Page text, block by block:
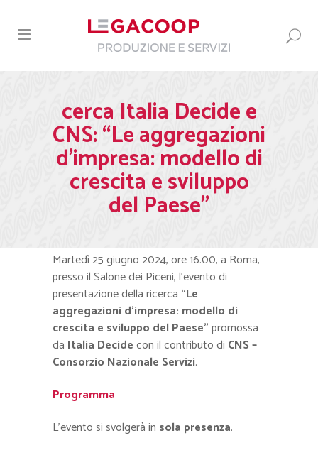
cerca Italia Decide e
CNS: “Le aggregazioni
d’impresa: modello di
crescita e sviluppo
del Paese”
Martedì 25 giugno 2024, ore 16.00, a Roma,
presso il Salone dei Piceni, l’evento di
presentazione della ricerca “Le
aggregazioni d’impresa: modello di
crescita e sviluppo del Paese”promossa
da Italia Decidecon il contributo di CNS –
Consorzio Nazionale Servizi.
Programma
L’evento si svolgerà in sola presenza.